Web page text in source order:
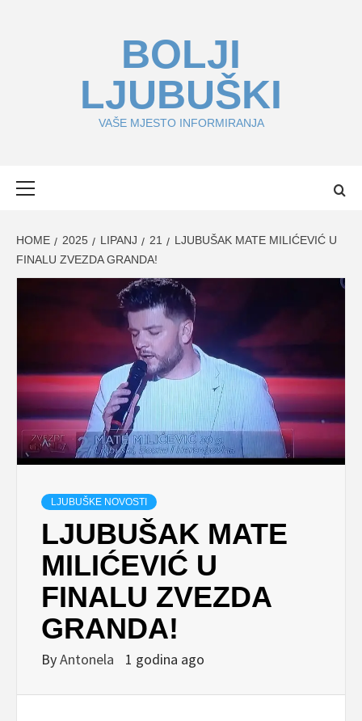
BOLJI
LJUBUŠKI
VAŠE MJESTO INFORMIRANJA
HOME 2025 LIPANJ 21
LJUBUŠAK MATE MILIĆEVIĆ U
FINALU ZVEZDA GRANDA!
LJUBUŠKE NOVOSTI
LJUBUŠAK MATE
MILIĆEVIĆ U
FINALU ZVEZDA
GRANDA!
ByAntonela 1 godina ago